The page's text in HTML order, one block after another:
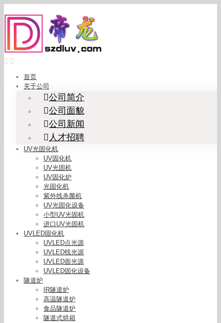
to
content
首页
关于公司
公司简介
公司面貌
公司新闻
人才招聘
UV光固化机
UV固化机
UV光固机
UV固化炉
光固化机
紫外线杀菌机
UV光固化设备
小型UV光固机
进口UV光固机
UVLED固化机
UVLED点光源
UVLED线光源
UVLED面光源
UVLED固化设备
隧道炉
IR隧道炉
高温隧道炉
食品隧道炉
隧道式烘箱